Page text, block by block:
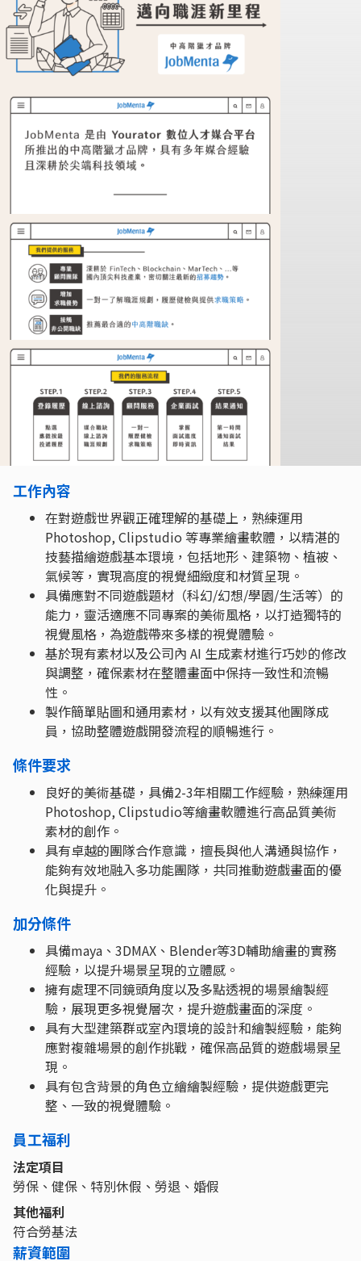
工作內容
在對遊戲世界觀正確理解的基礎上，熟練運用
Photoshop, Clipstudio 等專業繪畫軟體，以精湛的
技藝描繪遊戲基本環境，包括地形、建築物、植被、
氣候等，實現高度的視覺細緻度和材質呈現。
具備應對不同遊戲題材（科幻/幻想/學園/生活等）的
能力，靈活適應不同專案的美術風格，以打造獨特的
視覺風格，為遊戲帶來多樣的視覺體驗。
基於現有素材以及公司內 AI 生成素材進行巧妙的修改
與調整，確保素材在整體畫面中保持一致性和流暢
性。
製作簡單貼圖和通用素材，以有效支援其他團隊成
員，協助整體遊戲開發流程的順暢進行。
條件要求
良好的美術基礎，具備2-3年相關工作經驗，熟練運用
Photoshop, Clipstudio等繪畫軟體進行高品質美術
素材的創作。
具有卓越的團隊合作意識，擅長與他人溝通與協作，
能夠有效地融入多功能團隊，共同推動遊戲畫面的優
化與提升。
加分條件
具備maya、3DMAX、Blender等3D輔助繪畫的實務
經驗，以提升場景呈現的立體感。
擁有處理不同鏡頭角度以及多點透視的場景繪製經
驗，展現更多視覺層次，提升遊戲畫面的深度。
具有大型建築群或室內環境的設計和繪製經驗，能夠
應對複雜場景的創作挑戰，確保高品質的遊戲場景呈
現。
具有包含背景的角色立繪繪製經驗，提供遊戲更完
整、一致的視覺體驗。
員工福利
法定項目
勞保、健保、特別休假、勞退、婚假
其他福利
符合勞基法
薪資範圍